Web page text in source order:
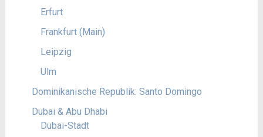
Erfurt
Frankfurt (Main)
Leipzig
Ulm
Dominikanische Republik: Santo Domingo
Dubai & Abu Dhabi
Dubai-Stadt